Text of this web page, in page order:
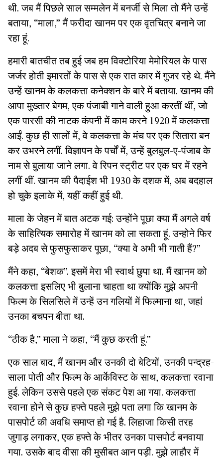
थी. जब मैं पिछले साल सम्मलेन में बनर्जी से मिला तो मैंने उन्हें
बताया, “माला,” मैं फरीदा खानम पर एक वृतचित्र बनाने जा
रहा हूं.
हमारी बातचीत तब हुई जब हम विक्टोरिया मेमोरियल के पास
जर्जर होती इमारतों के पास से एक रात कार में गुजर रहे थे. मैंने
उन्हें खानम के कलकत्ता कनेक्शन के बारे में बताया. खानम की
आपा मुख्तार बेगम, एक पंजाबी गाने वाली हुआ करतीं थीं, जो
एक पारसी की नाटक कंपनी में काम करने 1920 में कलकत्ता
आईं. कुछ ही सालों में, वे कलकत्ता के मंच पर एक सितारा बन
कर उभरने लगीं. विज्ञापन के पर्चों में, उन्हें बुलबुल-ए-पंजाब के
नाम से बुलाया जाने लगा. वे रिपन स्ट्रीट पर एक घर में रहने
लगीं थीं. खानम की पैदाईश भी 1930 के दशक में, अब बदहाल
हो चुके इलाके में, यहीं कहीं हुई थी.
माला के जेहन में बात अटक गई: उन्होंने पूछा क्या मैं अगले वर्ष
के साहित्यिक समारोह में खानम को ला सकता हूं. उन्होने फिर
बड़े अदब से फुसफुसाकर पूछा, “क्या वे अभी भी गाती हैं?”
मैंने कहा, “बेशक”. इसमें मेरा भी स्वार्थ छुपा था. मैं खानम को
कलकत्ता इसलिए भी बुलाना चाहता था क्योंकि मुझे अपनी
फिल्म के सिलसिले में उन्हें उन गलियों में फिल्माना था, जहां
उनका बचपन बीता था.
“ठीक है,” माला ने कहा, “मैं कुछ करती हूं.”
एक साल बाद, मैं खानम और उनकी दो बेटियों, उनकी पन्द्रह-
साला पोती और फिल्म के आर्केविस्ट के साथ, कलकत्ता रवाना
हुई. लेकिन उससे पहले एक संकट पेश आ गया. कलकत्ता
रवाना होने से कुछ हफ्ते पहले मुझे पता लगा कि खानम के
पासपोर्ट की अवधि समाप्त हो गई है. लिहाजा किसी तरह
जुगाड़ लगाकर, एक हफ्ते के भीतर उनका पासपोर्ट बनवाया
गया. उसके बाद वीसा की मुसीबत आन पड़ी. मुझे लाहौर में